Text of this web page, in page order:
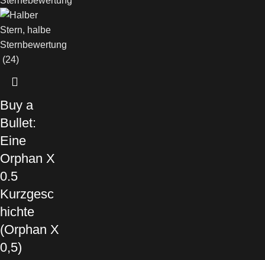
(24)
Buy a
Bullet:
Eine
Orphan X
0.5
Kurzgesc
hichte
(Orphan X
0,5)